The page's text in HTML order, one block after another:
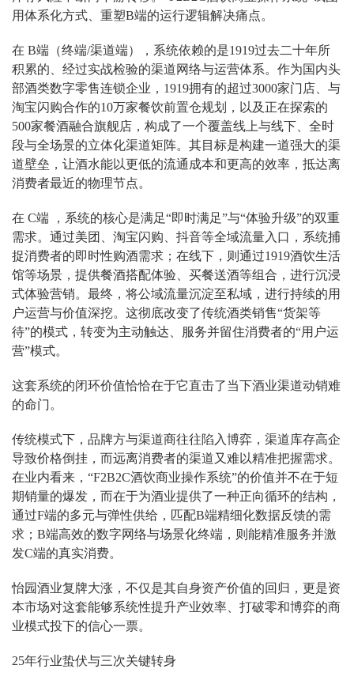
用体系化方式、重塑B端的运行逻辑解决痛点。
在 B端（终端/渠道端），系统依赖的是1919过去二十年所
积累的、经过实战检验的渠道网络与运营体系。作为国内头
部酒类数字零售连锁企业，1919拥有的超过3000家门店、与
淘宝闪购合作的10万家餐饮前置仓规划，以及正在探索的
500家餐酒融合旗舰店，构成了一个覆盖线上与线下、全时
段与全场景的立体化渠道矩阵。其目标是构建一道强大的渠
道壁垒，让酒水能以更低的流通成本和更高的效率，抵达离
消费者最近的物理节点。
在 C端 ，系统的核心是满足“即时满足”与“体验升级”的双重
需求。通过美团、淘宝闪购、抖音等全域流量入口，系统捕
捉消费者的即时性购酒需求；在线下，则通过1919酒饮生活
馆等场景，提供餐酒搭配体验、买餐送酒等组合，进行沉浸
式体验营销。最终，将公域流量沉淀至私域，进行持续的用
户运营与价值深挖。这彻底改变了传统酒类销售“货架等
待”的模式，转变为主动触达、服务并留住消费者的“用户运
营”模式。
这套系统的闭环价值恰恰在于它直击了当下酒业渠道动销难
的命门。
传统模式下，品牌方与渠道商往往陷入博弈，渠道库存高企
导致价格倒挂，而远离消费者的渠道又难以精准把握需求。
在业内看来，“F2B2C酒饮商业操作系统”的价值并不在于短
期销量的爆发，而在于为酒业提供了一种正向循环的结构，
通过F端的多元与弹性供给，匹配B端精细化数据反馈的需
求；B端高效的数字网络与场景化终端，则能精准服务并激
发C端的真实消费。
怡园酒业复牌大涨，不仅是其自身资产价值的回归，更是资
本市场对这套能够系统性提升产业效率、打破零和博弈的商
业模式投下的信心一票。
25年行业蛰伏与三次关键转身